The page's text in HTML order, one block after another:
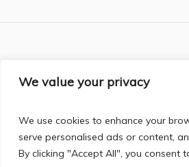
We value your privacy
We use cookies to enhance your
serve personalised ads or content,
By clicking "Accept All", you consent
Media partner